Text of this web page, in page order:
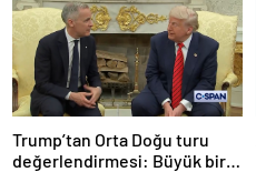
Trump’tan Orta Doğu turu
değerlendirmesi: Büyük bir